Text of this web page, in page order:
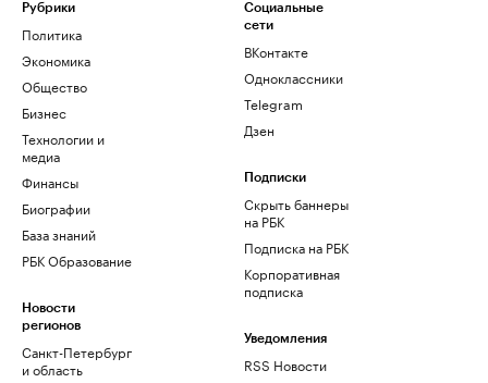
Рубрики
Политика
Экономика
Общество
Бизнес
Технологии и
медиа
Финансы
Биографии
База знаний
РБК Образование
Новости
регионов
Санкт-Петербург
и область
Социальные
сети
ВКонтакте
Одноклассники
Telegram
Дзен
Подписки
Скрыть баннеры
на РБК
Подписка на РБК
Корпоративная
подписка
Уведомления
RSS Новости